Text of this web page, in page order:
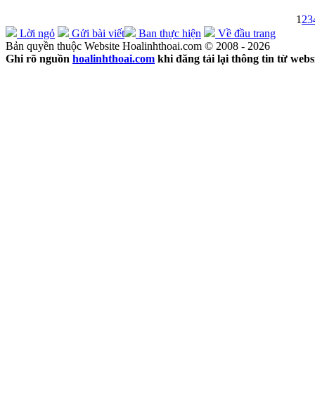
1 23
Lời ngỏ
Gửi bài viết Ban thực hiện
Về đầu trang
Bản quyền thuộc Website Hoalinhthoai.com © 2008 - 2026
Ghi rõ nguồn hoalinhthoai.com khi đăng tải lại thông tin từ